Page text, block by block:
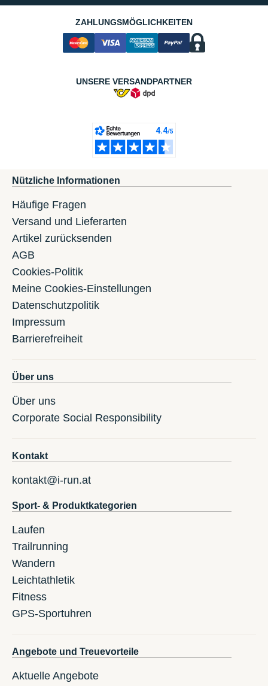
ZAHLUNGSMÖGLICHKEITEN
UNSERE VERSANDPARTNER
Nützliche Informationen
Häufige Fragen
Versand und Lieferarten
Artikel zurücksenden
AGB
Cookies-Politik
Meine Cookies-Einstellungen
Datenschutzpolitik
Impressum
Barrierefreiheit
Über uns
Über uns
Corporate Social Responsibility
Kontakt
kontakt@i-run.at
Sport- & Produktkategorien
Laufen
Trailrunning
Wandern
Leichtathletik
Fitness
GPS-Sportuhren
Angebote und Treuevorteile
Aktuelle Angebote